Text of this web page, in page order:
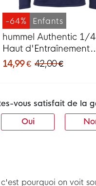
-64% Enfants
hummel Authentic 1/
Haut d'Entraînement
Enfants Bleu Foncé
14,99 € 42,00 €
vous satisfait de la
Oui
pourquoi on voit